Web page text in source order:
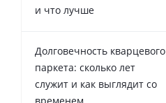
и что лучше
Долговечность кварцевого
паркета: сколько лет
служит и как выглядит со